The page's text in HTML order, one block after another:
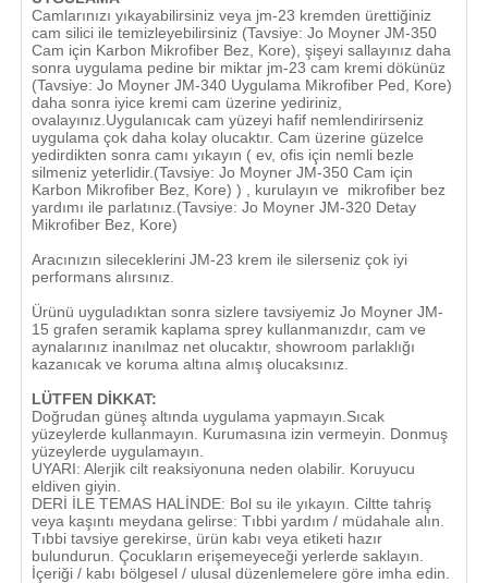
Camlarınızı yıkayabilirsiniz veya jm-23 kremden ürettiğiniz
cam silici ile temizleyebilirsiniz (Tavsiye: Jo Moyner JM-350
Cam için Karbon Mikrofiber Bez, Kore), şişeyi sallayınız daha
sonra uygulama pedine bir miktar jm-23 cam kremi dökünüz
(Tavsiye: Jo Moyner JM-340 Uygulama Mikrofiber Ped, Kore)
daha sonra iyice kremi cam üzerine yediriniz,
ovalayınız.Uygulanıcak cam yüzeyi hafif nemlendirirseniz
uygulama çok daha kolay olucaktır. Cam üzerine güzelce
yedirdikten sonra camı yıkayın ( ev, ofis için nemli bezle
silmeniz yeterlidir.(Tavsiye: Jo Moyner JM-350 Cam için
Karbon Mikrofiber Bez, Kore) ) , kurulayın ve mikrofiber bez
yardımı ile parlatınız.(Tavsiye: Jo Moyner JM-320 Detay
Mikrofiber Bez, Kore)
Aracınızın sileceklerini JM-23 krem ile silerseniz çok iyi
performans alırsınız.
Ürünü uyguladıktan sonra sizlere tavsiyemiz Jo Moyner JM-
15 grafen seramik kaplama sprey kullanmanızdır, cam ve
aynalarınız inanılmaz net olucaktır, showroom parlaklığı
kazanıcak ve koruma altına almış olucaksınız.
LÜTFEN DİKKAT:
Doğrudan güneş altında uygulama yapmayın.Sıcak
yüzeylerde kullanmayın. Kurumasına izin vermeyin. Donmuş
yüzeylerde uygulamayın.
UYARI: Alerjik cilt reaksiyonuna neden olabilir. Koruyucu
eldiven giyin.
DERİ İLE TEMAS HALİNDE: Bol su ile yıkayın. Ciltte tahriş
veya kaşıntı meydana gelirse: Tıbbi yardım / müdahale alın.
Tıbbi tavsiye gerekirse, ürün kabı veya etiketi hazır
bulundurun. Çocukların erişemeyeceği yerlerde saklayın.
İçeriği / kabı bölgesel / ulusal düzenlemelere göre imha edin.